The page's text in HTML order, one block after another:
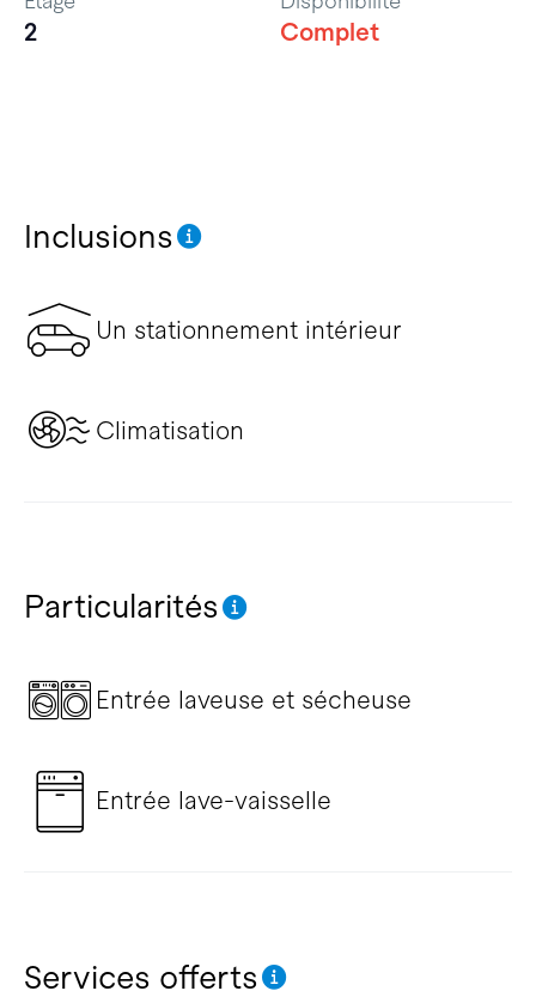
Inclusions
Un stationnement intérieur
Climatisation
Particularités
Entrée laveuse et sécheuse
Entrée lave-vaisselle
Services offerts
2 Complet